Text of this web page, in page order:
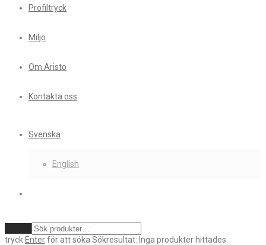
Profiltryck
Miljö
Om Aristo
Kontakta oss
Svenska
English
tryck Enterför att söka Sökresultat: Inga produkter hittades.